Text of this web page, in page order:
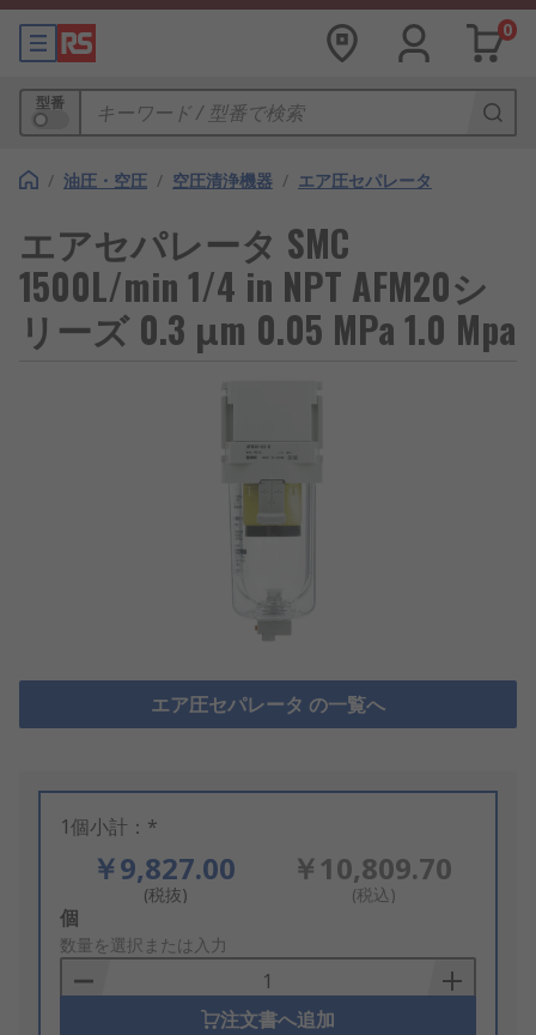
0
型番
/ 油圧・空圧 / 空圧清浄機器 / エア圧セパレータ
エアセパレータ SMC
1500L/min 1/4 in NPT AFM20シ
リーズ 0.3 μm 0.05 MPa 1.0 Mpa
エア圧セパレータ の一覧へ
1個小計：*
￥9,827.00
(税抜)
￥10,809.70
(税込)
Add
to
Basket
個
数量を選択または入力
注文書へ追加